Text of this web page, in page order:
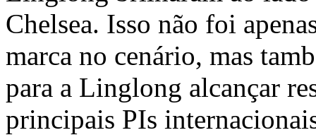
Chelsea. Isso não foi
marca no cenário, mas
para a Linglong alcançar
principais PIs